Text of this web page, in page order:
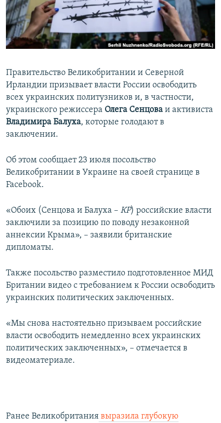
ПОБЕДИТЕЛЕЙ НЕ СУДЯТ?
КРЫМ.НЕПОКОРЕННЫЙ
ELIFBE
ПРИСОЕДИНЯЙТЕСЬ!
Все сайты RFE/RL
Правительство Великобритании и Северной
Ирландии призывает власти России освободить
всех украинских политузников и, в частности,
украинского режиссера Олега Сенцова и активиста
Владимира Балуха, которые голодают в
заключении.
Об этом сообщает 23 июля посольство
Великобритании в Украине на своей странице в
Facebook.
«Обоих (Сенцова и Балуха – КР) российские власти
заключили за позицию по поводу незаконной
аннексии Крыма», – заявили британские
дипломаты.
Также посольство разместило подготовленное МИД
Британии видео с требованием к России освободить
украинских политических заключенных.
«Мы снова настоятельно призываем российские
власти освободить немедленно всех украинских
политических заключенных», – отмечается в
видеоматериале.
Ранее Великобритания выразила глубокую